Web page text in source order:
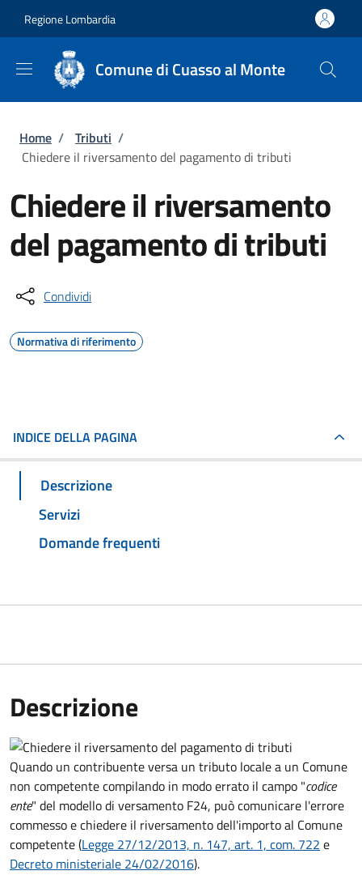
Regione Lombardia
Comune di Cuasso al Monte
Briciole di pane
Home / Tributi /
Chiedere il riversamento del pagamento di tributi
Chiedere il riversamento
del pagamento di tributi
Condividi
Normativa di riferimento
INDICE DELLA PAGINA
Descrizione
Servizi
Domande frequenti
Descrizione
Quando un contribuente versa un tributo locale a un Comune
non competente compilando in modo errato il campo "codice
ente" del modello di versamento F24, può comunicare l'errore
commesso e chiedere il riversamento dell'importo al Comune
competente (Legge 27/12/2013, n. 147, art. 1, com. 722 e
Decreto ministeriale 24/02/2016).